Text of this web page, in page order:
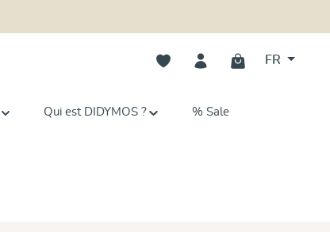
Vous avez 0 articles dans votre
FR
Qui est DIDYMOS ? % Sale